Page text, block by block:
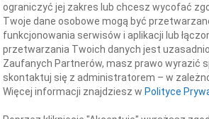
Joasi Grześ
z
Rodziną
ograniczyć jej zakres lub chcesz wycofać
Twoje dane osobowe mogą być
funkcjonowania serwisów i aplikacji lub
przetwarzania Twoich danych jest
Zaufanych Partnerów, masz prawo wyrazić
skontaktuj się z administratorem – w
Więcej informacji znajdziesz w Polityce